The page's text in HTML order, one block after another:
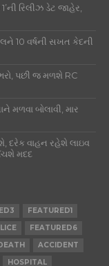
રિલીઝ ડેટ જાહેર,
10 વર્ષની સખત કેદની
પછી જ મળશે RC
મળવા બોલાવી, માર
દરેક વાહન રહેશે લાઇવ
મદદ
FEATURED1
FEATURED6
ACCIDENT
HOSPITAL